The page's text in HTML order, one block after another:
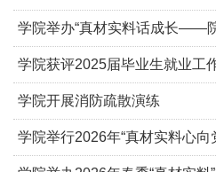
骨干座谈会
学院举办“真材实料话成长——
年上半年期中座谈会
学院获评2025届毕业生就业工
学院开展消防疏散演练
学院举行2026年“真材实料心向